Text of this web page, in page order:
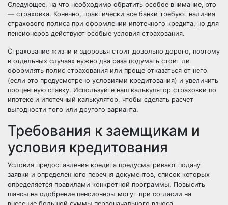
Следующее, на что необходимо обратить особое внимание, это
— страховка. Конечно, практически все банки требуют наличия
страхового полиса при оформлении ипотечного кредита, но для
пенсионеров действуют особые условия страхования.
Страхование жизни и здоровья стоит довольно дорого, поэтому
в отдельных случаях нужно два раза подумать стоит ли
оформлять полис страхования или проще отказаться от него
(если это предусмотрено условиями кредитования) и увеличить
процентную ставку. Используйте наш калькулятор страховки по
ипотеке и ипотечный калькулятор, чтобы сделать расчет
выгодности того или другого варианта.
Требования к заемщикам и
условия кредитования
Условия предоставления кредита предусматривают подачу
заявки и определенного перечня документов, список которых
определяется правилами конкретной программы. Повысить
шансы на одобрение пенсионеры могут при согласии на